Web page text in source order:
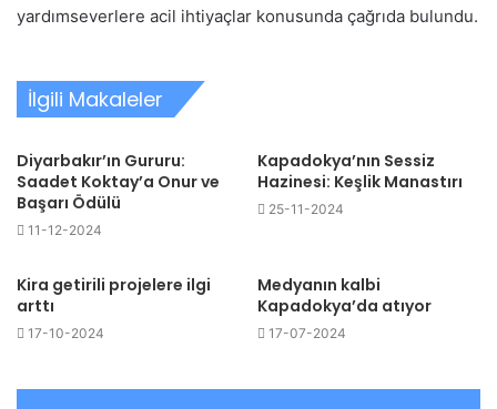
yardımseverlere acil ihtiyaçlar konusunda çağrıda bulundu.
İlgili Makaleler
Diyarbakır’ın Gururu:
Saadet Koktay’a Onur ve
Başarı Ödülü
11-12-2024
Kapadokya’nın Sessiz
Hazinesi: Keşlik Manastırı
25-11-2024
Kira getirili projelere ilgi
arttı
17-10-2024
Medyanın kalbi
Kapadokya’da atıyor
17-07-2024